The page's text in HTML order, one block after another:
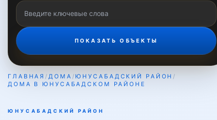
Кулолкургон
Матонат
ПОКАЗАТЬ ОБЪЕКТЫ
ГЛАВНАЯ /ДОМА / ЮНУСАБАДСКИЙ РАЙОН /
ДОМА В ЮНУСАБАДСКОМ РАЙОНЕ
ЮНУСАБАДСКИЙ РАЙОН